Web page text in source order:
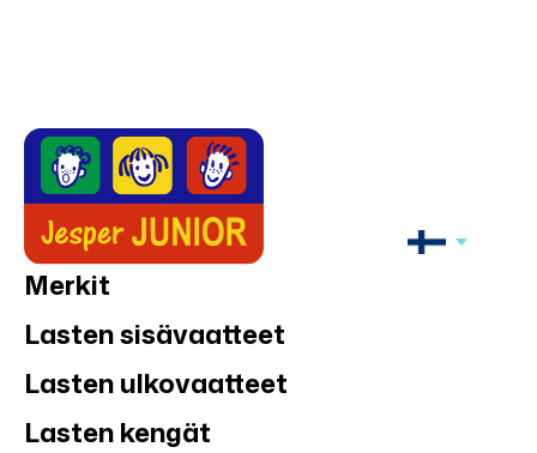
Merkit
Lasten sisävaatteet
Lasten ulkovaatteet
Lasten kengät